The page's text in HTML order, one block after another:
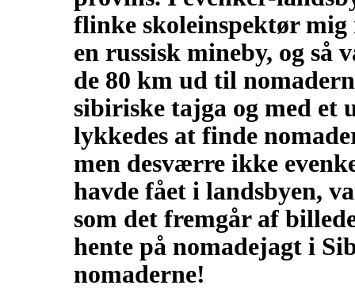
flinke skoleinspektør
en russisk mineby, og så
de 80 km ud til
sibiriske tajga og med et
lykkedes at finde
men desværre ikke
havde fået i landsbyen,
som det fremgår af
hente på nomadejagt i
nomaderne!